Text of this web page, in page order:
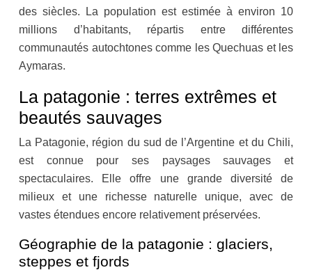
des siècles. La population est estimée à environ 10
millions d’habitants, répartis entre différentes
communautés autochtones comme les Quechuas et les
Aymaras.
La patagonie : terres extrêmes et
beautés sauvages
La Patagonie, région du sud de l’Argentine et du Chili,
est connue pour ses paysages sauvages et
spectaculaires. Elle offre une grande diversité de
milieux et une richesse naturelle unique, avec de
vastes étendues encore relativement préservées.
Géographie de la patagonie : glaciers,
steppes et fjords